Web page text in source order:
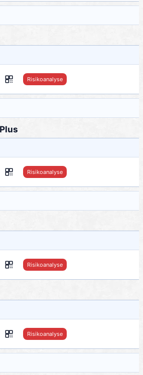
Risikoanalyse
Risikoanalyse
Risikoanalyse
Risikoanalyse